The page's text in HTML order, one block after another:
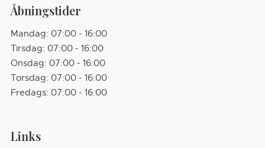
Åbningstider
Mandag: 07:00 - 16:00
Tirsdag: 07:00 - 16:00
Onsdag: 07:00 - 16:00
Torsdag: 07:00 - 16:00
Fredags: 07:00 - 16:00
Links